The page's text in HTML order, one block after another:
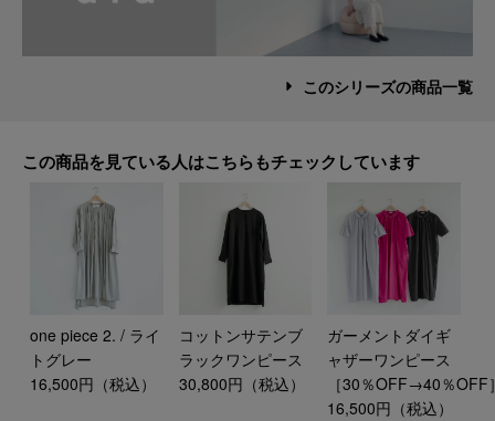
このシリーズの商品一覧
この商品を見ている人はこちらもチェックしています
one piece 2. / ライ
トグレー
16,500円（税込）
コットンサテンブ
ラックワンピース
30,800円（税込）
ガーメントダイギ
ャザーワンピース
［30％OFF→40％OFF
16,500円（税込）